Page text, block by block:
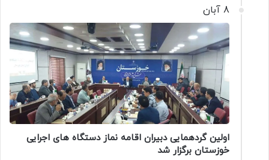
8 آبان
اولین گردهمایی دبیران اقامه نماز دستگاه های اجرایی
خوزستان برگزار شد